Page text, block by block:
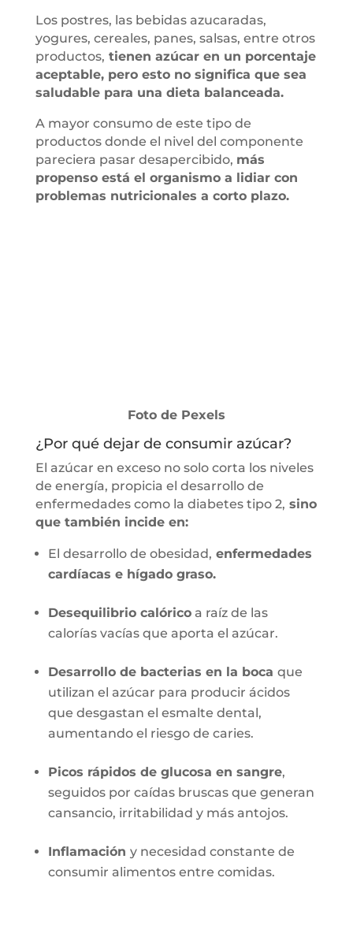
Los postres, las bebidas azucaradas,
yogures, cereales, panes, salsas, entre otros
productos, tienen azúcar en un porcentaje
aceptable, pero esto no significa que sea
saludable para una dieta balanceada.
A mayor consumo de este tipo de
productos donde el nivel del componente
pareciera pasar desapercibido, más
propenso está el organismo a lidiar con
problemas nutricionales a corto plazo.
Foto de Pexels
¿Por qué dejar de consumir azúcar?
El azúcar en exceso no solo corta los niveles
de energía, propicia el desarrollo de
enfermedades como la diabetes tipo 2, sino
que también incide en:
El desarrollo de obesidad, enfermedades
cardíacas e hígado graso.
Desequilibrio calóricoa raíz de las
calorías vacías que aporta el azúcar.
Desarrollo de bacterias en la boca que
utilizan el azúcar para producir ácidos
que desgastan el esmalte dental,
aumentando el riesgo de caries.
Picos rápidos de glucosa en sangre,
seguidos por caídas bruscas que generan
cansancio, irritabilidad y más antojos.
Inflamación y necesidad constante de
consumir alimentos entre comidas.